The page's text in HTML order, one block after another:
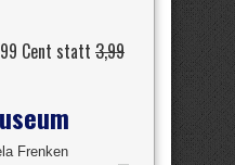
Cent statt 3,99
Frenken